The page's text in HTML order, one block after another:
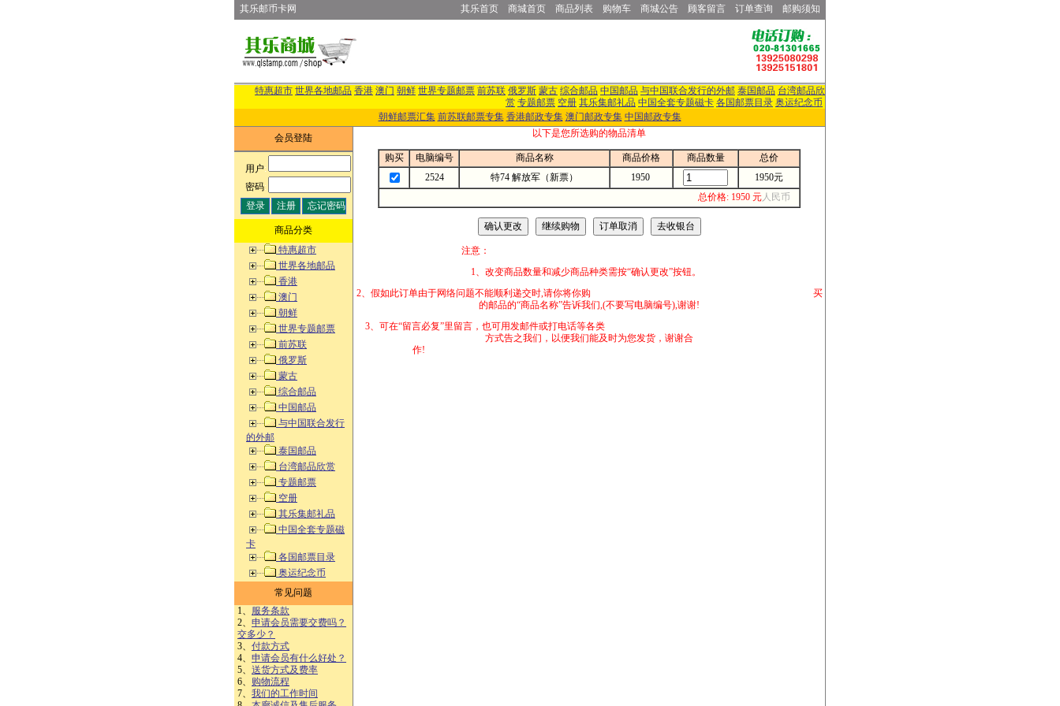
其乐邮币卡网 其乐首页 商城首页 商品列表 购物车 商城公告 顾客留言 订单查询 邮购须知
特惠超市 世界各地邮品 香港 澳门 朝鲜 世界专题邮票 前苏联 俄罗斯 蒙古 综合邮品 中国邮品 与中国联合发行的外邮 泰国邮品 台湾邮品欣
赏 专题邮票 空册 其乐集邮礼品 中国全套专题磁卡 各国邮票目录 奥运纪念币
朝鲜邮票汇集 前苏联邮票专集 香港邮政专集 澳门邮政专集 中国邮政专集
会员登陆
用户:
密码:
商品分类
特惠超市
世界各地邮品
香港
澳门
朝鲜
世界专题邮票
前苏联
俄罗斯
蒙古
综合邮品
中国邮品
与中国联合发行
的外邮
泰国邮品
台湾邮品欣赏
专题邮票
空册
其乐集邮礼品
中国全套专题磁
卡
各国邮票目录
奥运纪念币
常见问题
1、 服务条款
2、 申请会员需要交费吗？
交多少？
3、 付款方式
4、 申请会员有什么好处？
5、 送货方式及费率
6、 购物流程
7、 我们的工作时间
以下是您所选购的物品清单
购买 电脑编号 商品名称 商品价格 商品数量
总价
2524
特74 解放军（新票） 1950
1950元
总价格: 1950 元人民币
注意：
1、改变商品数量和减少商品种类需按“确认更改”按钮。
2、假如此订单由于网络问题不能顺利递交时,请你将你购 买
的邮品的“商品名称”告诉我们,(不要写电脑编号),谢谢!
3、可在“留言必复”里留言，也可用发邮件或打电话等各类
方式告之我们，以便我们能及时为您发货，谢谢合
作!